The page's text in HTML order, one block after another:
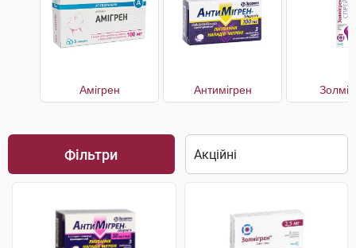
Амігрен Антимігрен
Фільтри